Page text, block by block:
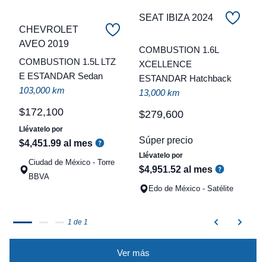
CHEVROLET
AVEO 2019
COMBUSTION 1.5L LTZ
E ESTANDAR Sedan
103,000 km
$172,100
Llévatelo por
$4,451.99 al mes
Ciudad de México - Torre
BBVA
SEAT IBIZA 2024
COMBUSTION 1.6L
XCELLENCE
ESTANDAR Hatchback
13,000 km
$279,600
Súper precio
Llévatelo por
$4,951.52 al mes
Edo de México - Satélite
1 de 1
Ver más